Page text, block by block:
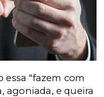
essa “fazem com
agoniada, e queira